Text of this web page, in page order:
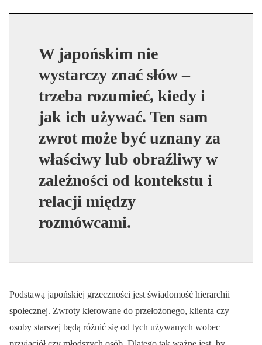
W japońskim nie
wystarczy znać słów –
trzeba rozumieć, kiedy i
jak ich używać. Ten sam
zwrot może być uznany za
właściwy lub obraźliwy w
zależności od kontekstu i
relacji między
rozmówcami.
Podstawą japońskiej grzeczności jest świadomość hierarchii
społecznej. Zwroty kierowane do przełożonego, klienta czy
osoby starszej będą różnić się od tych używanych wobec